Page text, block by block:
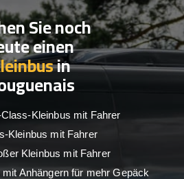
Sie noch
einen
in
Kleinbus mit Fahrer
Kleinbus mit Fahrer
Kleinbus mit Fahrer
Anhängern für mehr Gepäck